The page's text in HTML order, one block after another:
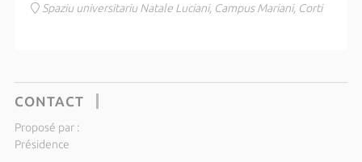
Spaziu universitariu Natale Luciani, Campus Mariani, Corti
CONTACT
Proposé par :
Présidence